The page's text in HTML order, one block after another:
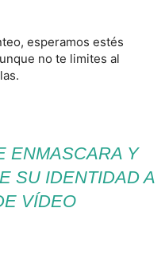
esperamos estés
no te limites al
ENMASCARA Y
SU IDENTIDAD A
VÍDEO